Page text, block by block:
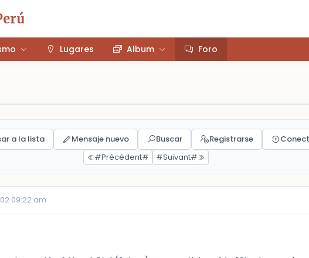
Lugares Album Foro
a la lista Mensaje nuevo Buscar Registrarse
#Précédent#
#Suivant#
09:22 am